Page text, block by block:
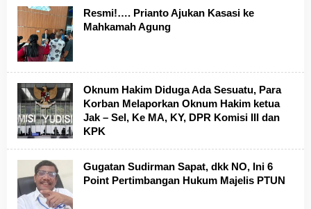
Resmi!…. Prianto Ajukan Kasasi ke
Mahkamah Agung
Oknum Hakim Diduga Ada Sesuatu, Para
Korban Melaporkan Oknum Hakim ketua
Jak – Sel, Ke MA, KY, DPR Komisi III dan
KPK
Gugatan Sudirman Sapat, dkk NO, Ini 6
Point Pertimbangan Hukum Majelis PTUN